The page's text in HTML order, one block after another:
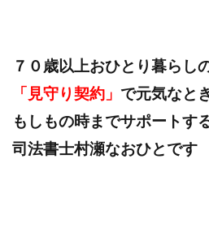
７０歳以上おひとり暮らし
「見守り契約」 で元気なと
もしもの時までサポートす
司法書士村瀬なおひとです